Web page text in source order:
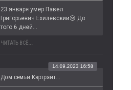
23 января умер Павел
Григорьевич Ехилевский😢 До
того 6 дней...
ЧИТАТЬ ВСЁ...
Дом семьи Картрайт...
14.09.2023 16:58